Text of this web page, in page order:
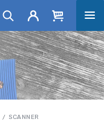
SCANNER